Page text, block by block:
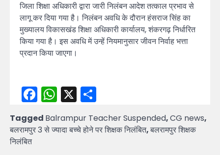
जिला शिक्षा अधिकारी द्वारा जारी निलंबन आदेश तत्काल प्रभाव से
लागू कर दिया गया है। निलंबन अवधि के दौरान हंसराज सिंह का
मुख्यालय विकासखंड शिक्षा अधिकारी कार्यालय, शंकरगढ़ निर्धारित
किया गया है। इस अवधि में उन्हें नियमानुसार जीवन निर्वाह भत्ता
प्रदान किया जाएगा।
Facebook
WhatsApp
X
Tagged Balrampur Teacher Suspended,CG news,
बलरामपुर 3 से ज्यादा बच्चे होने पर शिक्षक निलंबित,बलरामपुर शिक्षक
निलंबित